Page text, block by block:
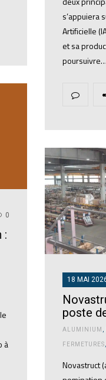
s’appuiera
Artificielle
et sa
poursuivre…
0
:
à
18 MAI
poste
ALUMINIUM
FERMETURES
Novastruct